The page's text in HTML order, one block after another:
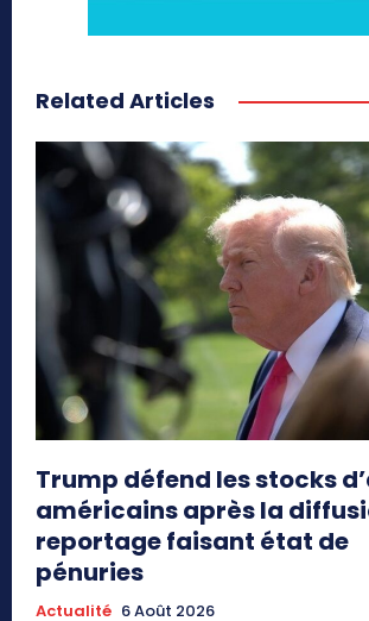
Related Articles
Trump défend les stocks
américains après la
reportage faisant état de
pénuries
Actualité 6 Août 2026